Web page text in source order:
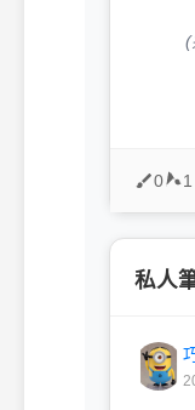
(
0 1
私人